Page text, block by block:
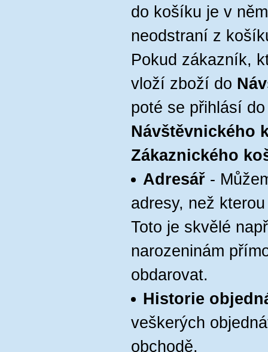
do košíku je v
neodstraní z
Pokud zákazník,
vloží zboží do
poté se přihlásí
Návštěvnického
Zákaznického
Adresář -
adresy, než
Toto je skvělé
narozeninám
obdarovat.
Historie
veškerých
obchodě.